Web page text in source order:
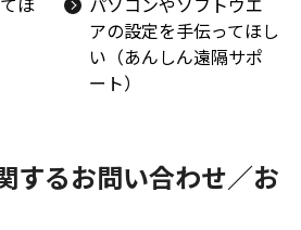
アの設定を手伝ってほし
い（あんしん遠隔サポ
ート）
するお問い合わせ／お